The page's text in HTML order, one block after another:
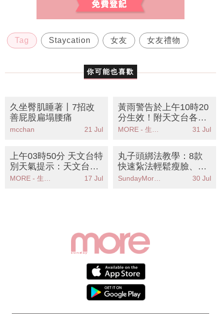
Tag Staycation 女友 女友禮物
你可能也喜歡
久坐臀肌睡著丨7招改
善屁股扁塌腰痛
mcchan 21 Jul
黃雨警告於上午10時20
分生效！附天文台各區
雨量分佈圖
31 Jul
上午03時50分 天文台特
別天氣提示：天文台發
出特別天氣提示香港廣
17 Jul
丸子頭綁法教學：8款
快速紥法輕鬆瘦臉、減
齡、增髮量
30 Jul